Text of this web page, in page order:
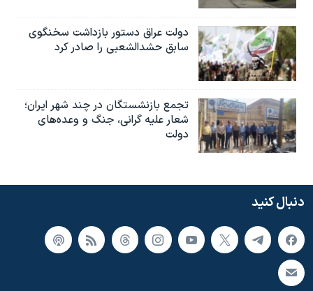
دولت عراق دستور بازداشت سخنگوی
سابق حشدالشعبی را صادر کرد
تجمع بازنشستگان در چند شهر ایران؛
شعار علیه گرانی، جنگ و وعده‌های
دولت
دنبال کنید